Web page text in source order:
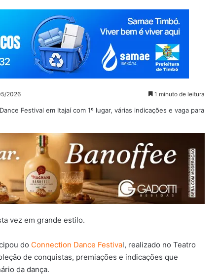
2026 1 minuto de leitura
vez em grande estilo.
do Connection Dance Festival, realizado no Teatro
de conquistas, premiações e indicações que
da dança.